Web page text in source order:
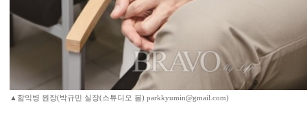
▲함익병 원장(박규민 실장(스튜디오 봄) parkkyumin@gmail.com)